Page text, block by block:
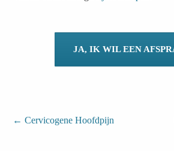
JA, IK WIL EEN
← Cervicogene Hoofdpijn